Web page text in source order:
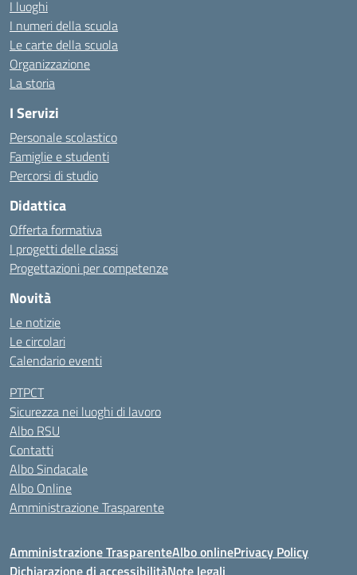
I luoghi
I numeri della scuola
Le carte della scuola
Organizzazione
La storia
I Servizi
Personale scolastico
Famiglie e studenti
Percorsi di studio
Didattica
Offerta formativa
I progetti delle classi
Progettazioni per competenze
Novità
Le notizie
Le circolari
Calendario eventi
PTPCT
Sicurezza nei luoghi di lavoro
Albo RSU
Contatti
Albo Sindacale
Albo Online
Amministrazione Trasparente
Amministrazione TrasparenteAlbo onlinePrivacy Policy
Dichiarazione di accessibilitàNote legali